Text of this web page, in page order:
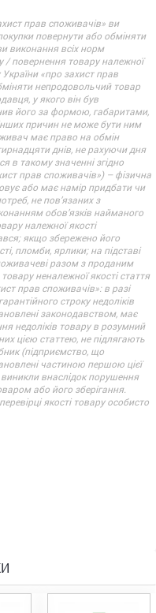
прав споживачів» ви
повернути або обміняти
виконання всіх норм
повернення товару належної
України «про захист прав
непродовольчий товар
у якого він був
його за формою, габаритами,
причин не може бути ним
має право на обмін
днів, не рахуючи дня
в такому значенні згідно
прав споживачів») – фізична
або має намір придбати чи
не пов’язаних з
обов’язків найманого
належної якості
якщо збережено його
пломби, ярлики; на підставі
разом з проданим
неналежної якості стаття
прав споживачів»: в разі
строку недоліків
законодавством, має
недоліків товару в розумний
цією статтею, не підлягають
(підприємство, що
частиною першою цієї
внаслідок порушення
або його зберігання.
якості товару особисто